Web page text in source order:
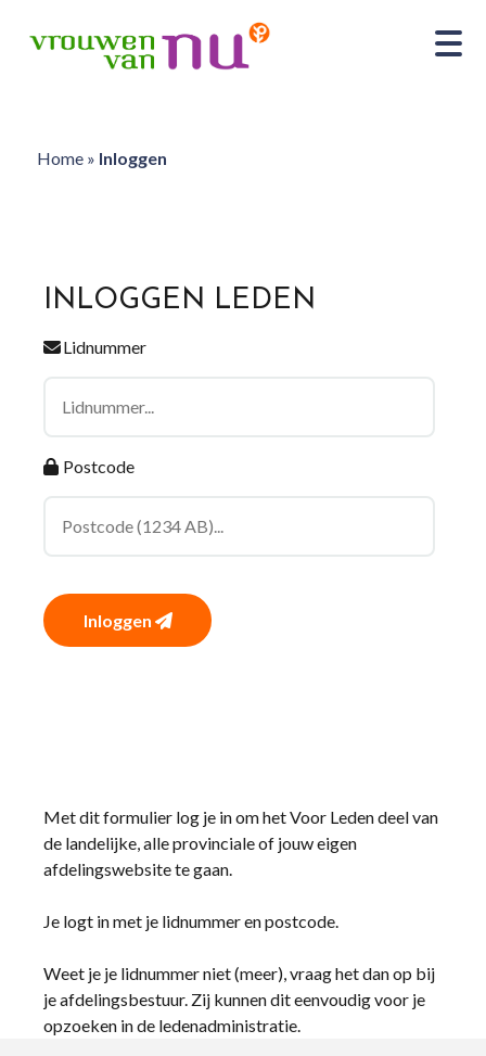
Home» Inloggen
INLOGGEN LEDEN
Lidnummer
Postcode
Inloggen
Met dit formulier log je in om het Voor Leden deel van
de landelijke, alle provinciale of jouw eigen
afdelingswebsite te gaan.
Je logt in met je lidnummer en postcode.
Weet je je lidnummer niet (meer), vraag het dan op bij
je afdelingsbestuur. Zij kunnen dit eenvoudig voor je
opzoeken in de ledenadministratie.